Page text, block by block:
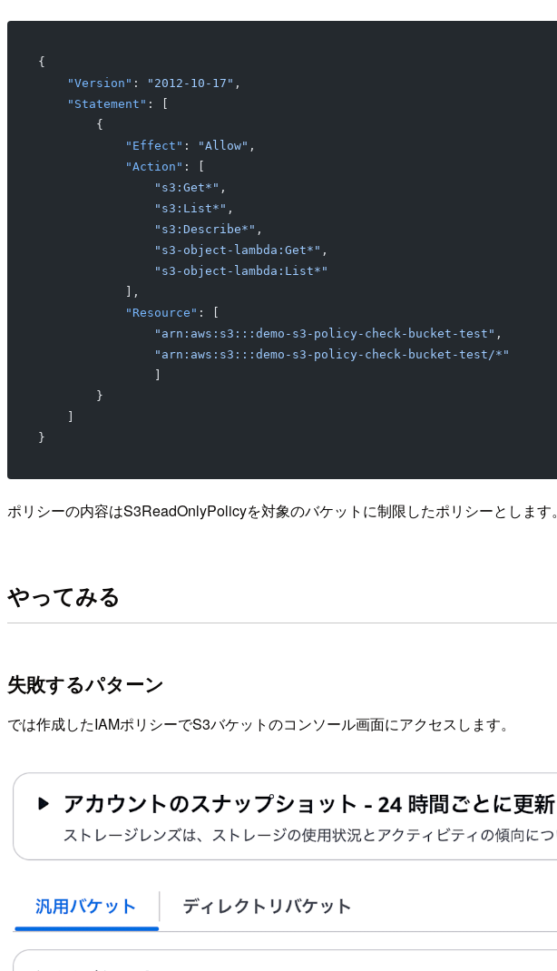
{
    "Version"
: "2012-10-17" ,
    "Statement"
: [
        {
            "Effect"
: "Allow" ,
            "Action"
: [
                "s3:Get*"
,
                "s3:List*"
,
                "s3:Describe*"
,
                "s3-object-lambda:Get*"
,
                "s3-object-lambda:List*"
            ],
            "Resource"
: [
                "arn:aws:s3:::demo-s3-policy-check-bucket-test"
,
                "arn:aws:s3:::demo-s3-policy-check-bucket-test/*"
        }
}
ポリシーの内容はS3ReadOnlyPolicyを対象のバケットに制限したポリシーとします。
やってみる
失敗するパターン
では作成したIAMポリシーでS3バケットのコンソール画面にアクセスします。